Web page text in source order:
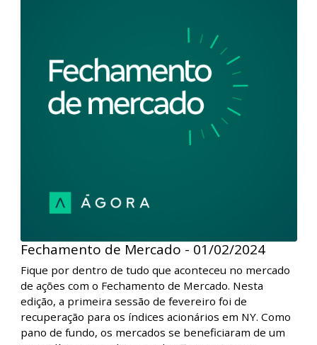
Fique por dentro de tudo que aconteceu no mercado
de ações com o Fechamento de Mercado. Nesta
edição, a super quarta-feira foi de bastante
volatilidade nos mercados globais, com investidores
avaliando cada detalhe da decisão de juros nos
Estados Unidos e, principalmente, as sinalizações que
foram passadas pela autoridade monetária.